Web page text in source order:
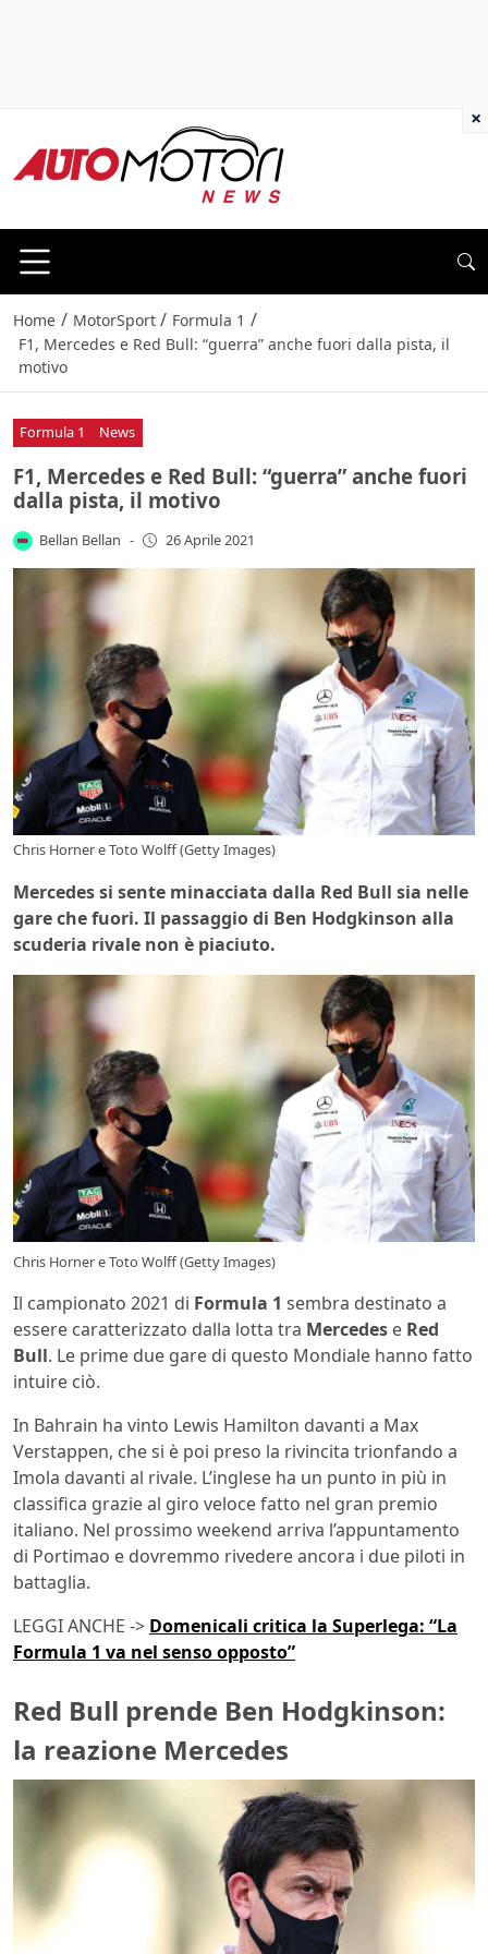
Home / MotorSport / Formula 1 /
F1, Mercedes e Red Bull: “guerra” anche fuori dalla pista, il
motivo
Formula 1 News
F1, Mercedes e Red Bull: “guerra” anche fuori
dalla pista, il motivo
Bellan Bellan - 26 Aprile 2021
Chris Horner e Toto Wolff (Getty Images)
Mercedes si sente minacciata dalla Red Bull sia nelle
gare che fuori. Il passaggio di Ben Hodgkinson alla
scuderia rivale non è piaciuto.
Chris Horner e Toto Wolff (Getty Images)
Il campionato 2021 di Formula 1 sembra destinato a
essere caratterizzato dalla lotta tra Mercedes e Red
Bull. Le prime due gare di questo Mondiale hanno fatto
intuire ciò.
In Bahrain ha vinto Lewis Hamilton davanti a Max
Verstappen, che si è poi preso la rivincita trionfando a
Imola davanti al rivale. L’inglese ha un punto in più in
classifica grazie al giro veloce fatto nel gran premio
italiano. Nel prossimo weekend arriva l’appuntamento
di Portimao e dovremmo rivedere ancora i due piloti in
battaglia.
LEGGI ANCHE -> Domenicali critica la Superlega: “La
Formula 1 va nel senso opposto”
Red Bull prende Ben Hodgkinson:
la reazione Mercedes
×